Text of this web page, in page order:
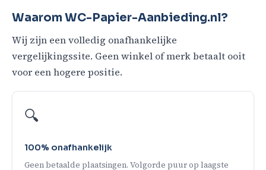
Waarom WC-Papier-Aanbieding.nl?
Wij zijn een volledig onafhankelijke
vergelijkingssite. Geen winkel of merk betaalt ooit
voor een hogere positie.
🔍
100% onafhankelijk
Geen betaalde plaatsingen. Volgorde puur op laagste